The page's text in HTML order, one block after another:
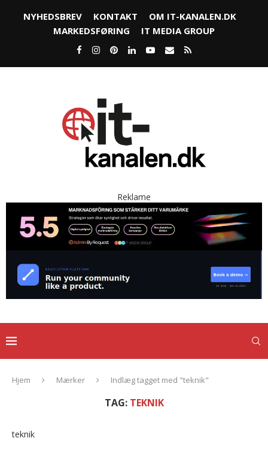
NYHEDSBREV KONTAKT
OM IT-KANALEN.DK
MARKEDSFØRING
IT MEDIA GROUP
Reklame
Hjem Mærker Indlæg tagget med "teknik"
TAG: TEKNIK
teknik